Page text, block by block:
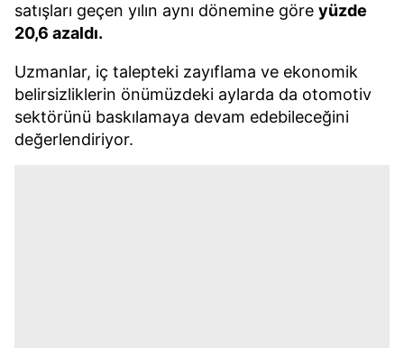
satışları geçen yılın aynı dönemine göre yüzde
20,6 azaldı.
Uzmanlar, iç talepteki zayıflama ve ekonomik
belirsizliklerin önümüzdeki aylarda da otomotiv
sektörünü baskılamaya devam edebileceğini
değerlendiriyor.